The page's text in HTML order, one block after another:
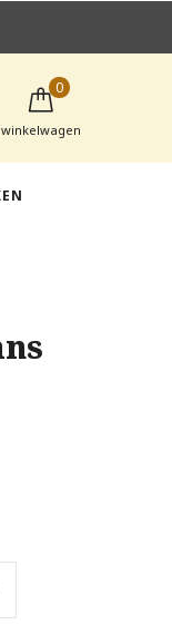
winkelwagen
0